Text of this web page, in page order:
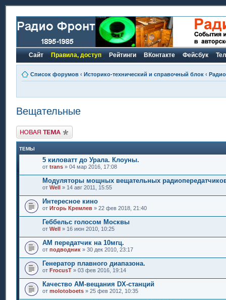
Сайт Правила, доступ Рейтинги ВКонтакте Фейсбук
Список форумов ‹ Историко-технический и справочный блок ‹
Вещательные
Новая тема
ТЕМЫ
5 киловатт до Урала. Клоуны.
от trans » 04 мар 2016, 17:08
Модуляторы мощных вещательных
от Well » 14 авг 2011, 15:55
Интересное кино
от Игорь Кремлев » 22 фев 2018, 21:40
Геббельc голосом Москвы
от Well » 16 июн 2010, 10:25
АМ передатчик на 10мгц.
от подводник » 30 дек 2010, 23:17
Генератор плавного диапазона.
от FrocusT » 03 фев 2016, 19:14
Качество АМ-вещания DX-станций
от molotoboets » 25 фев 2012, 10:35